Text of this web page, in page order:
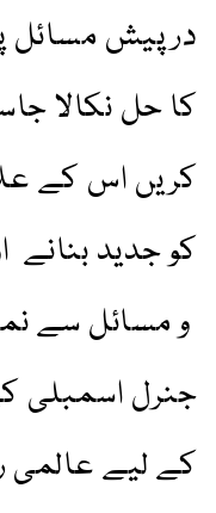
درپیش مسائل
کا حل نکالا
کریں اس کے
کو جدید
و مسائل سے
جنرل اسمبلی
کے لیے عالمی